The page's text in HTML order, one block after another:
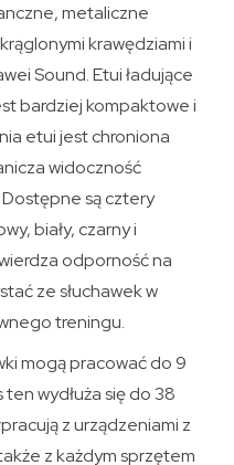
metaliczne
krawędziami i
Sound. Etui ładujące
bardziej kompaktowe i
etui jest chroniona
widoczność
są cztery
biały, czarny i
odporność na
ze słuchawek w
treningu.
mogą pracować do 9
wydłuża się do 38
z urządzeniami z
z każdym sprzętem